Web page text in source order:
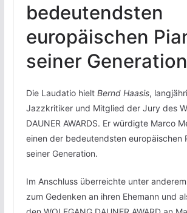
bedeutendsten
europäischen
seiner Generation
Die Laudatio hielt Bernd Haasis,
Jazzkritiker und Mitglied der Jury des
DAUNER AWARDS. Er würdigte Marco
einen der bedeutendsten europäischen
seiner Generation.
Im Anschluss überreichte unter anderem
zum Gedenken an ihren Ehemann und